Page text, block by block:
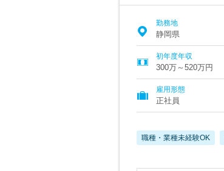
勤務地
静岡県
初年度年収
300万～520万円
雇用形態
正社員
職種・業種未経験OK